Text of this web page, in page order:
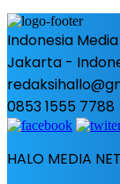
Indonesia
Jakarta -
0853 1555 7788
HALO MEDIA